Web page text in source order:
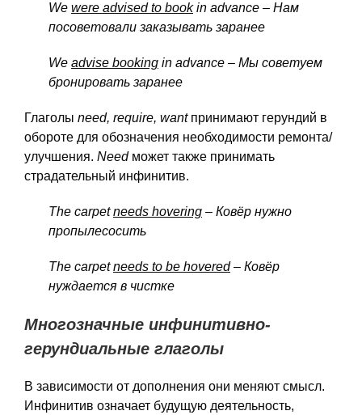
We were advisedto book in advance – Нам
посоветовали заказывать заранее
We advise booking in advance – Мы советуем
бронировать заранее
Глаголы need, require, wantпринимают герундий в
обороте для обозначения необходимости ремонта/
улучшения. Needможет также принимать
страдательный инфинитив.
The carpetneeds hovering – Ковёр нужно
пропылесосить
The carpetneeds to be hovered– Ковёр
нуждается в чистке
Многозначные инфинитивно-
герундиальные глаголы
В зависимости от дополнения они меняют смысл.
Инфинитив означает будущую деятельность,